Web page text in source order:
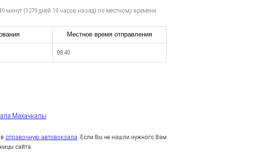
минут (1279 дней 19 часов назад) по местному времени.
Местное время отправления
08:40
Махачкалы
справочную автовокзала. Если Вы не нашли нужного Вам
сайта.